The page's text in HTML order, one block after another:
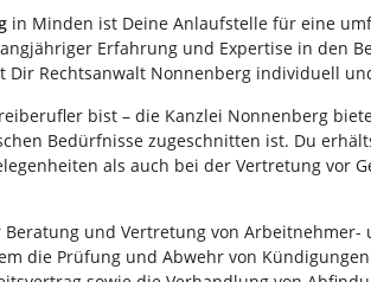
in Minden ist Deine Anlaufstelle für eine
Erfahrung und Expertise in den
Rechtsanwalt Nonnenberg individuell
bist – die Kanzlei Nonnenberg
Bedürfnisse zugeschnitten ist. Du
als auch bei der Vertretung vor
und Vertretung von Arbeitnehmer-
die Prüfung und Abwehr von